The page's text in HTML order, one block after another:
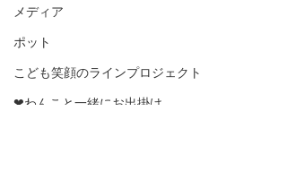
メディア
ポット
こども笑顔のラインプロジェクト
❤わんこと一緒にお出掛け